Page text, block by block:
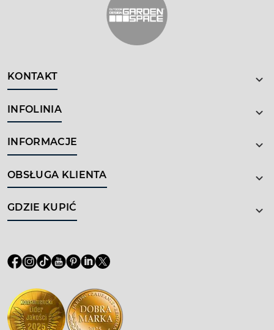
KONTAKT
INFOLINIA
INFORMACJE
OBSŁUGA KLIENTA
GDZIE KUPIĆ